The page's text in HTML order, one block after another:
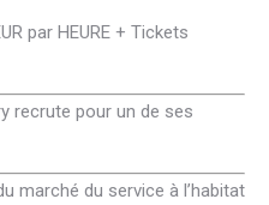
par HEURE + Tickets
recrute pour un de ses
marché du service à l’habitat